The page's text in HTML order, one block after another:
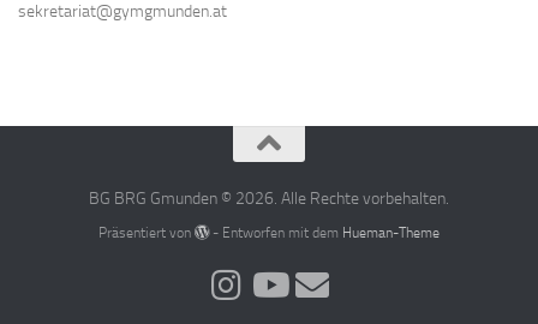
sekretariat@gymgmunden.at
BG BRG Gmunden © 2026. Alle Rechte vorbehalten.
Präsentiert von - Entworfen mit dem Hueman-Theme